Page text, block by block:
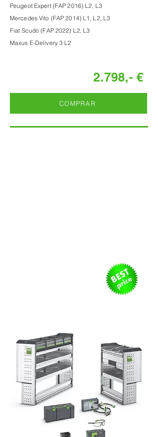
Peugeot Expert (FAP 2016) L2, L3
Mercedes Vito (FAP 2014) L1, L2, L3
Fiat Scudo (FAP 2022) L2, L3
Maxus E-Delivery 3 L2
2.798,- €
COMPRAR